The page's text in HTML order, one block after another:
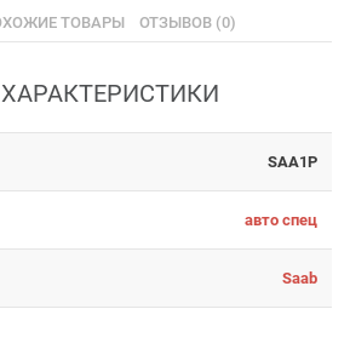
ТОВАРЫ ОТЗЫВОВ (0)
SAA1P
авто спец
Saab